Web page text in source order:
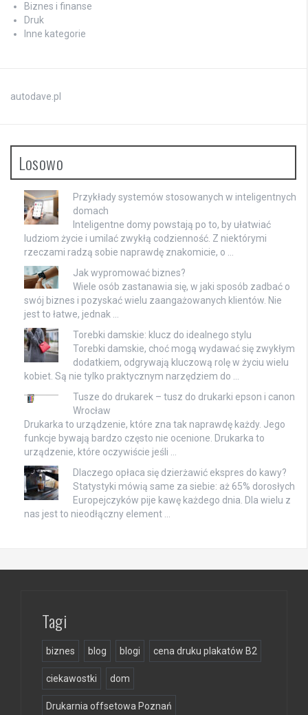
Biznes i finanse
Druk
Inne kategorie
autodave.pl
Losowo
Przykłady systemów stosowanych w inteligentnych
domach
Inteligentne domy powstają po to, by ułatwiać
ludziom życie i umilać zwykłą codzienność. Z niektórymi
rzeczami radzą sobie naprawdę znakomicie, o …
Jak wypromować biznes?
Wiele osób zastanawia się, w jaki sposób zadbać o
swój biznes i pozyskać wielu zaangażowanych klientów. Nie
jest to łatwe, jednak …
Torebki damskie: klucz do idealnego stylu
Torebki damskie, choć mogą wydawać się zwykłym
dodatkiem, odgrywają kluczową rolę w życiu wielu
kobiet. Są nie tylko praktycznym narzędziem do …
Tusze do drukarek – tusz do drukarki epson i canon
Wrocław
Drukarka to urządzenie, które zna tak naprawdę każdy. Jego
funkcje bywają bardzo często nie ocenione. Drukarka to
urządzenie, które oczywiście jeśli …
Dlaczego opłaca się dzierżawić ekspres do kawy?
Statystyki mówią same za siebie: aż 65% dorosłych
Europejczyków pije kawę każdego dnia. Dla wielu z
nas jest to nieodłączny element …
Tagi
biznes blog blogi cena druku plakatów B2
ciekawostki dom
Drukarnia offsetowa Poznań